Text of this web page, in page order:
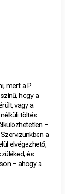
mert a P
hogy a
vagy a
töltés
–
Szervizünkben a
elvégezhető,
és
– ahogy a